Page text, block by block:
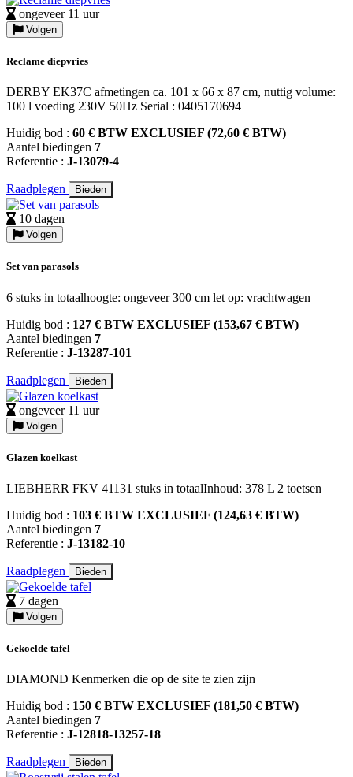
ongeveer 11 uur
Volgen
Reclame diepvries
DERBY EK37C afmetingen ca. 101 x 66 x 87 cm, nuttig volume:
100 l voeding 230V 50Hz Serial : 0405170694
Huidig bod : 60 € BTW EXCLUSIEF (72,60 € BTW)
Aantel biedingen 7
Referentie : J-13079-4
Raadplegen Bieden
10 dagen
Volgen
Set van parasols
6 stuks in totaalhoogte: ongeveer 300 cm let op: vrachtwagen
Huidig bod : 127 € BTW EXCLUSIEF (153,67 € BTW)
Aantel biedingen 7
Referentie : J-13287-101
Raadplegen Bieden
ongeveer 11 uur
Volgen
Glazen koelkast
LIEBHERR FKV 41131 stuks in totaalInhoud: 378 L 2 toetsen
Huidig bod : 103 € BTW EXCLUSIEF (124,63 € BTW)
Aantel biedingen 7
Referentie : J-13182-10
Raadplegen Bieden
7 dagen
Volgen
Gekoelde tafel
DIAMOND Kenmerken die op de site te zien zijn
Huidig bod : 150 € BTW EXCLUSIEF (181,50 € BTW)
Aantel biedingen 7
Referentie : J-12818-13257-18
Raadplegen Bieden